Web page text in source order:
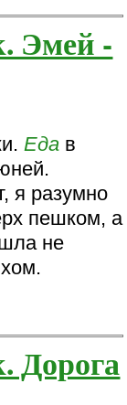
Эмей -
Еда в
я разумно
пешком, а
не
Дорога